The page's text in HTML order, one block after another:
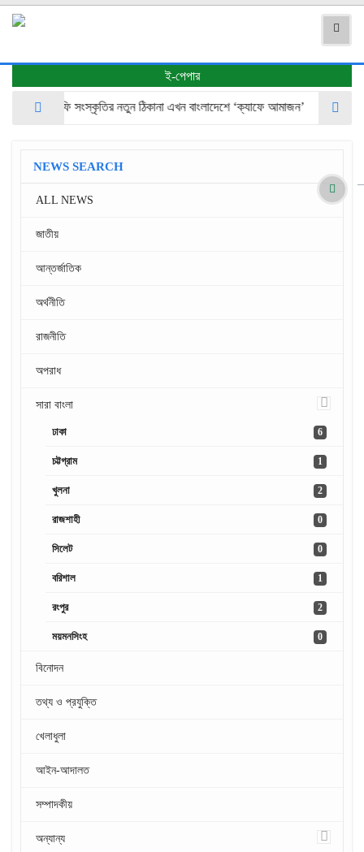
ই-পেপার
সংস্কৃতির নতুন ঠিকানা এখন বাংলাদেশে ‘ক্যাফে আমাজন’ গণভোটের রায় ও
NEWS SEARCH
ALL NEWS
জাতীয়
আন্তর্জাতিক
অর্থনীতি
রাজনীতি
অপরাধ
সারা বাংলা
ঢাকা 6
চট্টগ্রাম 1
খুলনা 2
রাজশাহী 0
সিলেট 0
বরিশাল 1
রংপুর 2
ময়মনসিংহ 0
বিনোদন
তথ্য ও প্রযুক্তি
খেলাধুলা
আইন-আদালত
সম্পাদকীয়
অন্যান্য